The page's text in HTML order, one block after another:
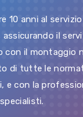
10 anni al
il
con il montaggio
di tutte le
e con la